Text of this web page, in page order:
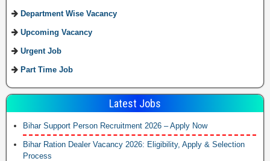
Department Wise Vacancy
Upcoming Vacancy
Urgent Job
Part Time Job
Latest Jobs
Bihar Support Person Recruitment 2026 – Apply Now
Bihar Ration Dealer Vacancy 2026: Eligibility, Apply & Selection
Process